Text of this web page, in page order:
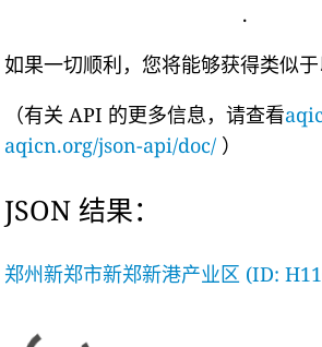
.
如果一切顺利，您将能够获得类似于
（有关 API 的更多信息，请查看
aqicn.org/json-api/doc/ ）
JSON 结果：
郑州新郑市新郑新港产业区 (ID: